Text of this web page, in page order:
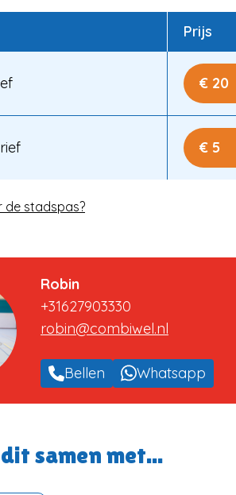
Prijs
€ 20
€ 5
de stadspas?
Robin
+31627903330
robin@combiwel.nl
Bellen Whatsapp
samen met...